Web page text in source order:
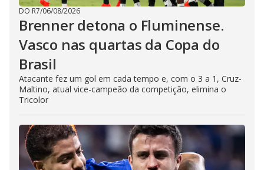
DO R7/06/08/2026
Brenner detona o Fluminense.
Vasco nas quartas da Copa do
Brasil
Atacante fez um gol em cada tempo e, com o 3 a 1, Cruz-
Maltino, atual vice-campeão da competição, elimina o
Tricolor